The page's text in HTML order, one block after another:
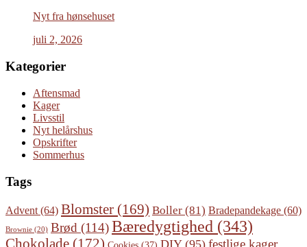
Nyt fra hønsehuset
juli 2, 2026
Kategorier
Aftensmad
Kager
Livsstil
Nyt helårshus
Opskrifter
Sommerhus
Tags
Advent (64) Blomster (169) Boller (81) Bradepandekage (60)
Brownie (20) Brød (114)Bæredygtighed (343)
Chokolade (172)